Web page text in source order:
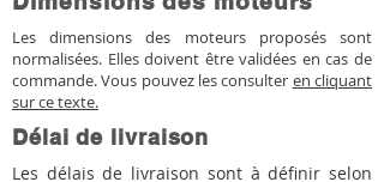
Les dimensions des moteurs proposés sont
normalisées. Elles doivent être validées en cas de
commande. Vous pouvez les consulter en cliquant
sur ce texte.
Délai de livraison
Les délais de livraison sont à définir selon